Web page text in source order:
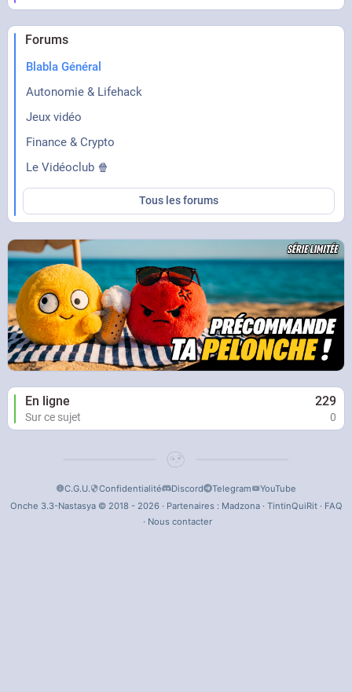
Forums
Blabla Général
Autonomie & Lifehack
Jeux vidéo
Finance & Crypto
Le Vidéoclub 🍿
Tous les forums
En ligne 229
Sur ce sujet 0
C.G.U. Confidentialité Discord Telegram
YouTube
Onche 3.3-Nastasya © 2018 - 2026 · Partenaires : Madzona· TintinQuiRit· FAQ
· Nous contacter